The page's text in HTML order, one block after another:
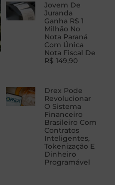
Jovem De
Juranda
Ganha R$ 1
Milhão No
Nota Paraná
Com Única
Nota Fiscal De
R$ 149,90
Drex Pode
Revolucionar
O Sistema
Financeiro
Brasileiro Com
Contratos
Inteligentes,
Tokenização E
Dinheiro
Programável